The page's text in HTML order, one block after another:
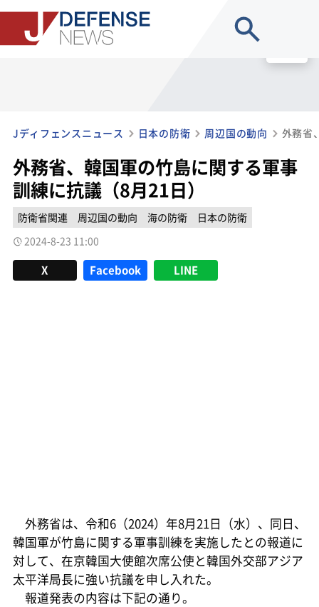
Jディフェンスニュース 日本の防衛 周辺国の動向
外務省、韓国軍の竹島に関する軍事
訓練に抗議（8月21日）
防衛省関連 周辺国の動向 海の防衛
日本の防衛
2024-8-23 11:00
X Facebook LINE
外務省は、令和6（2024）年8月21日（水）、同日、
韓国軍が竹島に関する軍事訓練を実施したとの報道に
対して、在京韓国大使館次席公使と韓国外交部アジア
太平洋局長に強い抗議を申し入れた。
報道発表の内容は下記の通り。